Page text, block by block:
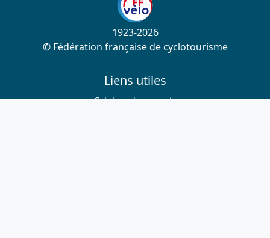
1923-2026
© Fédération française de cyclotourisme
Liens utiles
Cotation des circuits